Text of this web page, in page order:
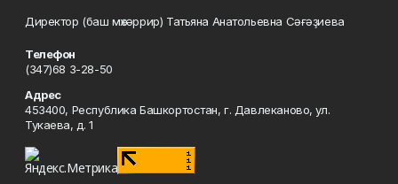
Директор (баш мөхәррир) Татьяна Анатольевна Сәғәҙиева
Телефон
(347)68 3-28-50
Адрес
453400, Республика Башкортостан, г. Давлеканово, ул.
Тукаева, д. 1